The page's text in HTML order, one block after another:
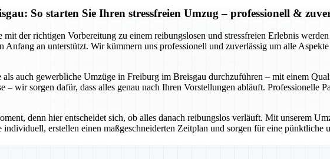
So starten Sie Ihren stressfreien Umzug – professionell &
der richtigen Vorbereitung zu einem reibungslosen und stressfreien Erlebnis
Anfang an unterstützt. Wir kümmern uns professionell und zuverlässig um alle
auch gewerbliche Umzüge in Freiburg im Breisgau durchzuführen – mit einem
wir sorgen dafür, dass alles genau nach Ihren Vorstellungen abläuft. Professionelle
denn hier entscheidet sich, ob alles danach reibungslos verläuft. Mit unserem
individuell, erstellen einen maßgeschneiderten Zeitplan und sorgen für eine